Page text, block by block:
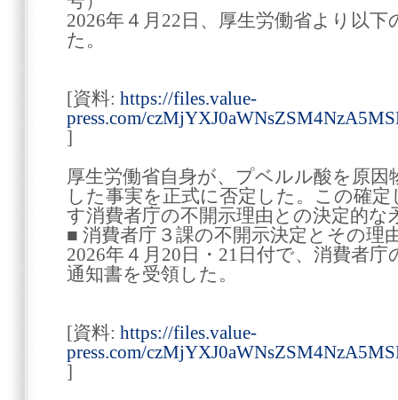
2026年４月22日、厚生労働省より以
た。
[資料: https://files.value-
press.com/
]
厚生労働省自身が、プベルル酸を原
した事実を正式に否定した。この確
す消費者庁の不開示理由との決定的な
■ 消費者庁３課の不開示決定とその理
2026年４月20日・21日付で、消費者
通知書を受領した。
[資料: https://files.value-
press.com/
]